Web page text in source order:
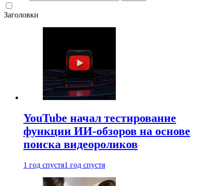
Заголовки
YouTube начал тестирование
функции ИИ-обзоров на основе
поиска видеороликов
1 год спустя1 год спустя